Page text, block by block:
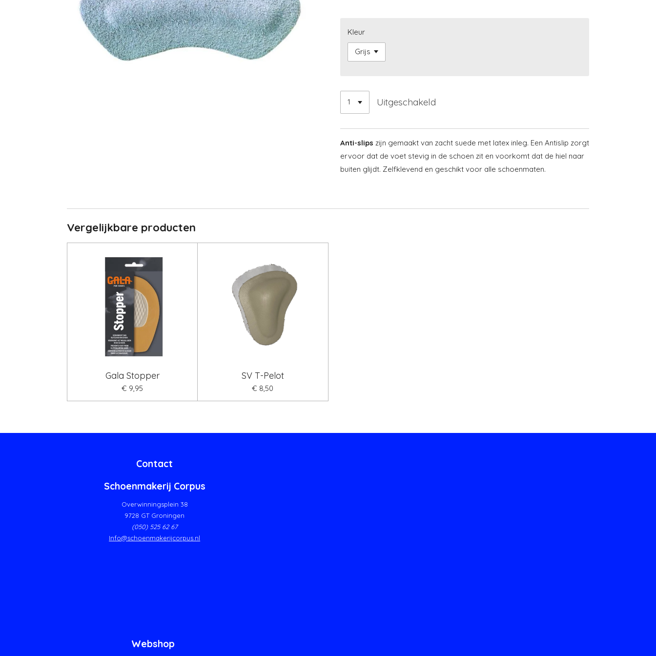
Kleur
Uitgeschakeld
Anti-slips zijn gemaakt van zacht suede met latex inleg. Een Antislip zorgt
ervoor dat de voet stevig in de schoen zit en voorkomt dat de hiel naar
buiten glijdt. Zelfklevend en geschikt voor alle schoenmaten.
Vergelijkbare producten
Gala Stopper
€ 9,95
SV T-Pelot
€ 8,50
Contact
Schoenmakerij Corpus
Overwinningsplein 38
9728 GT Groningen
(050) 525 62 67
Info@schoenmakerijcorpus.nl
Webshop